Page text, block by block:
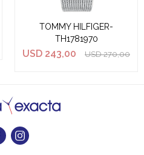
TOMMY HILFIGER-
TH1781970
USD 243,00 USD 270,00
